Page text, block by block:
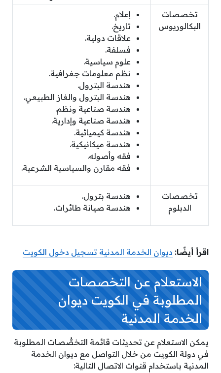
تخصصات
البكالوريوس
إعلام.
تاريخ.
علاقات دولية.
فسلفة.
علوم سياسية.
نظم معلومات جغرافية.
هندسة البترول.
هندسة البترول والغاز الطبيعي.
هندسة صناعية ونظم.
هندسة صناعية وإدارية.
هندسة كيميائية.
هندسة ميكانيكية.
فقه وأصوله.
فقه مقارن والسياسية الشرعية.
تخصصات
الدبلوم
هندسة بترول.
هندسة صيانة طائرات.
اقرأ أيضًا: ديوان الخدمة المدنية تسجيل دخول الكويت
الاستعلام عن التخصصات
المطلوبة في الكويت ديوان
الخدمة المدنية
يمكن الاستعلام عن تحديثات قائمة التخصُّصات المطلوبة
في دولة الكويت من خلال التواصل مع ديوان الخدمة
المدنية باستخدام قنوات الاتصال التالية: